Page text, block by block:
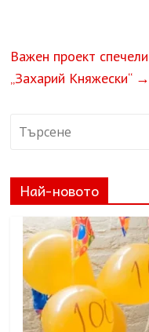
Важен проект
„Захарий Княжески“ →
Най-новото